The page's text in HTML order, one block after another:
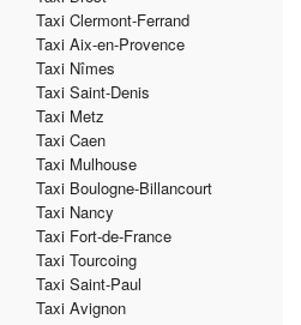
Taxi Clermont-Ferrand
Taxi Aix-en-Provence
Taxi Nîmes
Taxi Saint-Denis
Taxi Metz
Taxi Caen
Taxi Mulhouse
Taxi Boulogne-Billancourt
Taxi Nancy
Taxi Fort-de-France
Taxi Tourcoing
Taxi Saint-Paul
Taxi Avignon